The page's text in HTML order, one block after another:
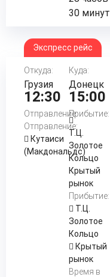
30 минут
Экспресс рейс
Откуда:
Грузия
12:30
Отправление:
Отправление:
Кутаиси
(Макдональдс)
Куда:
Донецк
15:00
Прибытие:
Т.Ц.
Золотое
Кольцо
Крытый
рынок
Прибытие:
Т.Ц.
Золотое
Кольцо
Крытый
рынок
Время в